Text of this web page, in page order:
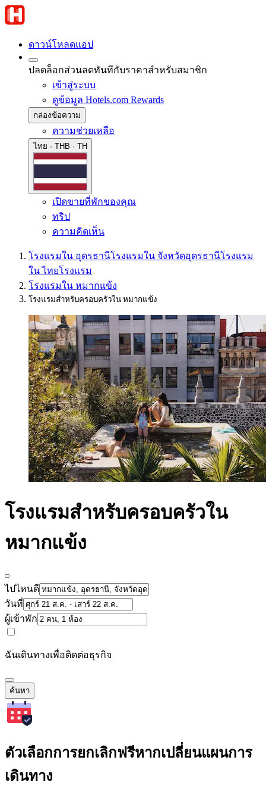
ดาวน์โหลดแอป
ปลดล็อกส่วนลดทันทีกับราคาสำหรับสมาชิก
เข้าสู่ระบบ
ดูข้อมูล Hotels.com Rewards
กล่องข้อความ
ความช่วยเหลือ
ไทย · THB · TH
เปิดขายที่พักของคุณ
ทริป
ความคิดเห็น
โรงแรมใน อุดรธานีโรงแรมใน จังหวัดอุดรธานีโรงแรม
ใน ไทยโรงแรม
โรงแรมใน หมากแข้ง
โรงแรมสำหรับครอบครัวใน หมากแข้ง
โรงแรมสำหรับครอบครัวใน
หมากแข้ง
ไปไหนดี
วันที่
ผู้เข้าพัก
ฉันเดินทางเพื่อติดต่อธุรกิจ
ค้นหา
ตัวเลือกการยกเลิกฟรีหากเปลี่ยนแผนการ
เดินทาง